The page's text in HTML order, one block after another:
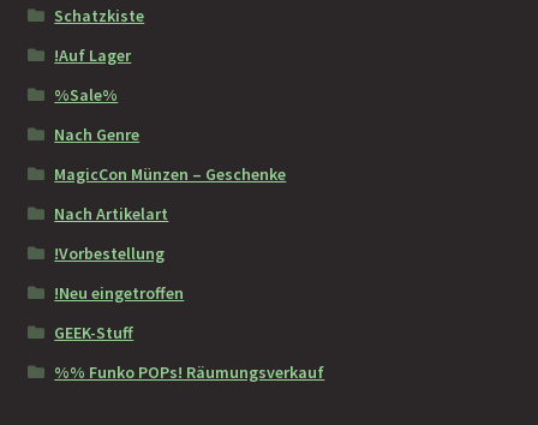
Schatzkiste
!Auf Lager
%Sale%
Nach Genre
MagicCon Münzen – Geschenke
Nach Artikelart
!Vorbestellung
!Neu eingetroffen
GEEK-Stuff
%% Funko POPs! Räumungsverkauf